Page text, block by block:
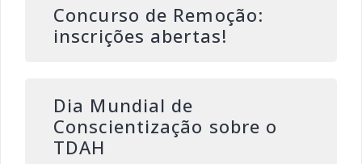
Concurso de Remoção:
inscrições abertas!
Dia Mundial de
Conscientização sobre o
TDAH